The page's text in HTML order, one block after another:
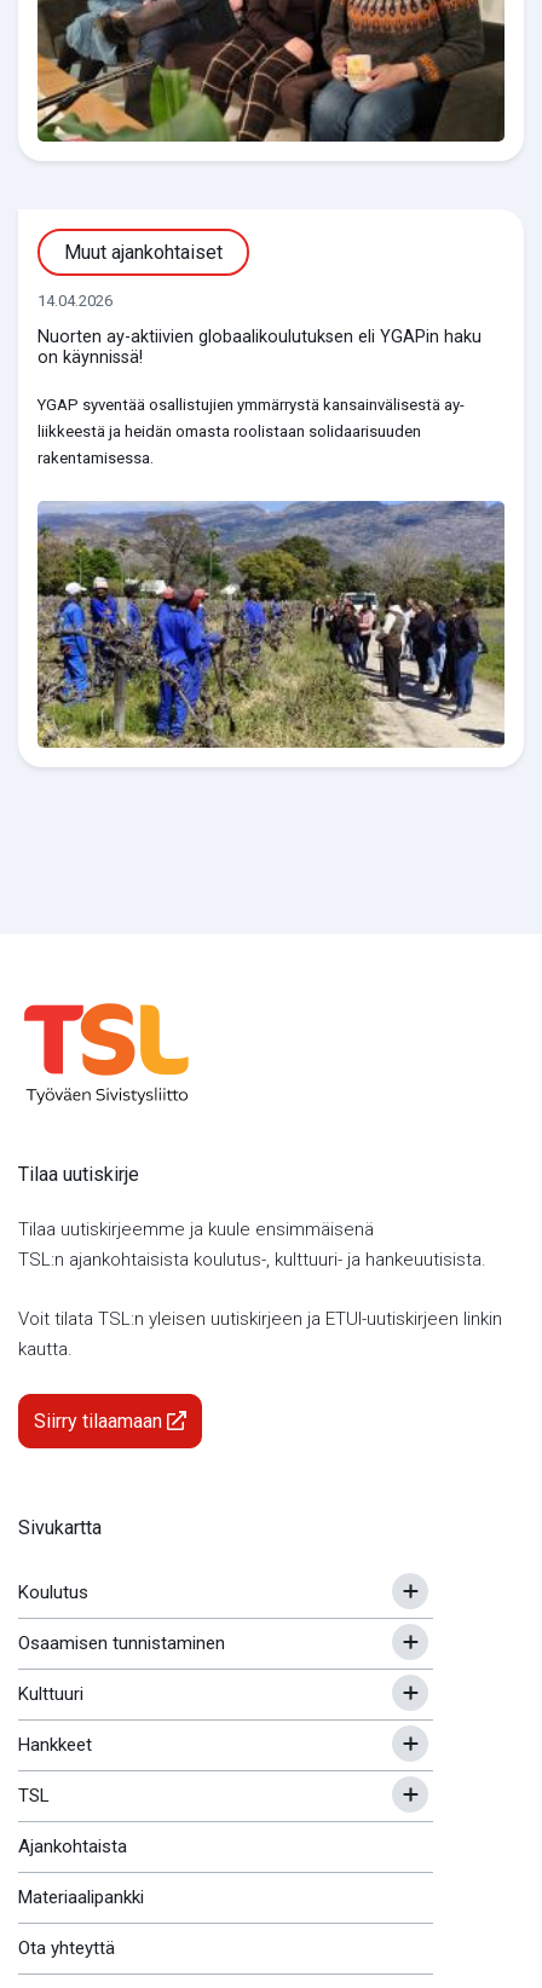
Muut ajankohtaiset
14.04.2026
Nuorten ay-aktiivien globaalikoulutuksen eli YGAPin haku
on käynnissä!
YGAP syventää osallistujien ymmärrystä kansainvälisestä ay-
liikkeestä ja heidän omasta roolistaan solidaarisuuden
rakentamisessa.
Tilaa uutiskirje
Tilaa uutiskirjeemme ja kuule ensimmäisenä
TSL:n ajankohtaisista koulutus-, kulttuuri- ja hankeuutisista.
Voit tilata TSL:n yleisen uutiskirjeen ja ETUI-uutiskirjeen linkin
kautta.
Siirry tilaamaan
Sivukartta
Koulutus
Osaamisen tunnistaminen
Kulttuuri
Hankkeet
TSL
Ajankohtaista
Materiaalipankki
Ota yhteyttä